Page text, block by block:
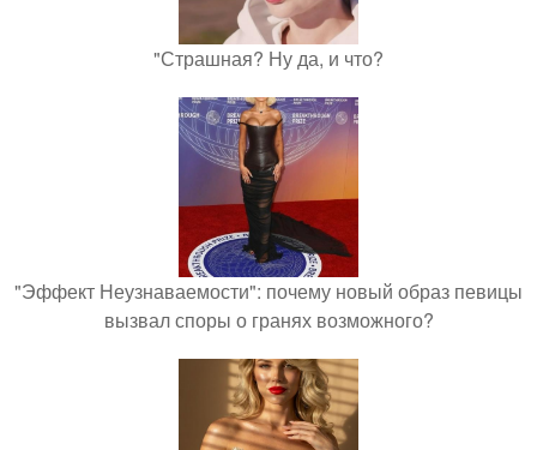
"Страшная? Ну да, и что?
"Эффект Неузнаваемости": почему новый образ певицы
вызвал споры о гранях возможного?